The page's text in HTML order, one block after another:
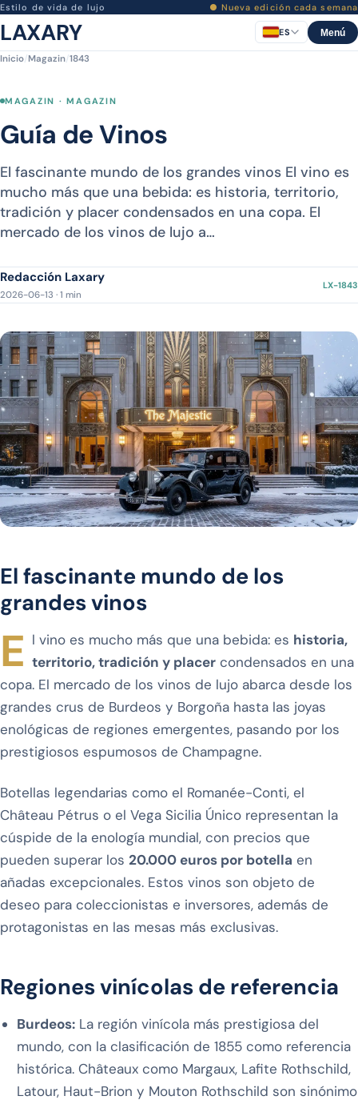
Estilo de vida de lujo ● Nueva edición cada semana
LAXARY ES Menú
Inicio/Magazin/1843
MAGAZIN · MAGAZIN
Guía de Vinos
El fascinante mundo de los grandes vinos El vino es
mucho más que una bebida: es historia, territorio,
tradición y placer condensados en una copa. El
mercado de los vinos de lujo a…
Redacción Laxary
2026-06-13 · 1 min
LX-1843
El fascinante mundo de los
grandes vinos
E l vino es mucho más que una bebida: es historia,
territorio, tradición y placer condensados en una
copa. El mercado de los vinos de lujo abarca desde los
grandes crus de Burdeos y Borgoña hasta las joyas
enológicas de regiones emergentes, pasando por los
prestigiosos espumosos de Champagne.
Botellas legendarias como el Romanée-Conti, el
Château Pétrus o el Vega Sicilia Único representan la
cúspide de la enología mundial, con precios que
pueden superar los 20.000 euros por botella en
añadas excepcionales. Estos vinos son objeto de
deseo para coleccionistas e inversores, además de
protagonistas en las mesas más exclusivas.
Regiones vinícolas de referencia
Burdeos:La región vinícola más prestigiosa del
mundo, con la clasificación de 1855 como referencia
histórica. Châteaux como Margaux, Lafite Rothschild,
Latour, Haut-Brion y Mouton Rothschild son sinónimo